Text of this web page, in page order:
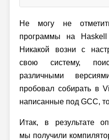
Не могу не
программы на
Никакой возни с
свою систему,
различными
пробовал собирать в
написанные под GCC,
Итак, в результате
мы получили